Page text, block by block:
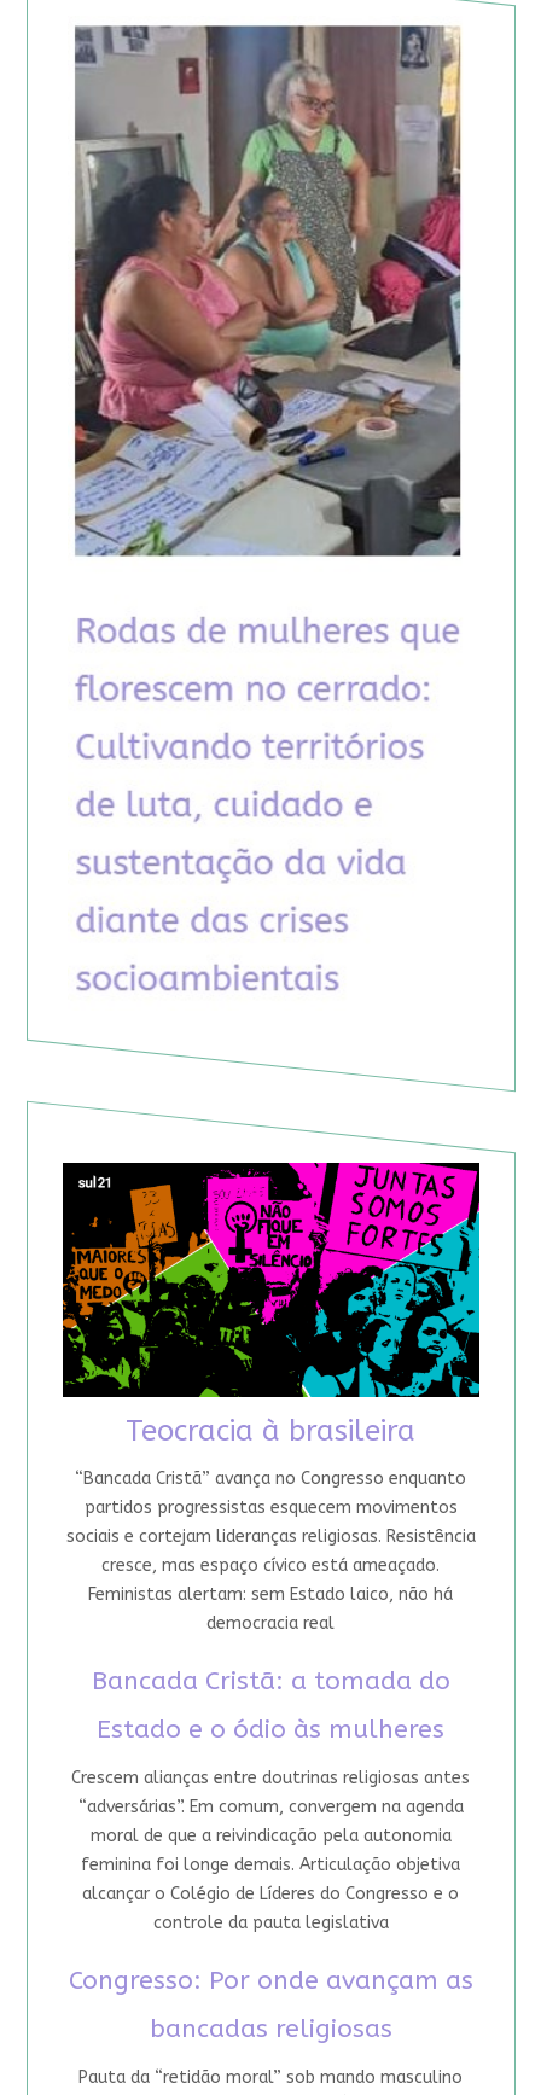
Teocracia à brasileira
“Bancada Cristã” avança no Congresso enquanto
partidos progressistas esquecem movimentos
sociais e cortejam lideranças religiosas. Resistência
cresce, mas espaço cívico está ameaçado.
Feministas alertam: sem Estado laico, não há
democracia real
Bancada Cristã: a tomada do
Estado e o ódio às mulheres
Crescem alianças entre doutrinas religiosas antes
“adversárias”. Em comum, convergem na agenda
moral de que a reivindicação pela autonomia
feminina foi longe demais. Articulação objetiva
alcançar o Colégio de Líderes do Congresso e o
controle da pauta legislativa
Congresso: Por onde avançam as
bancadas religiosas
Pauta da “retidão moral” sob mando masculino